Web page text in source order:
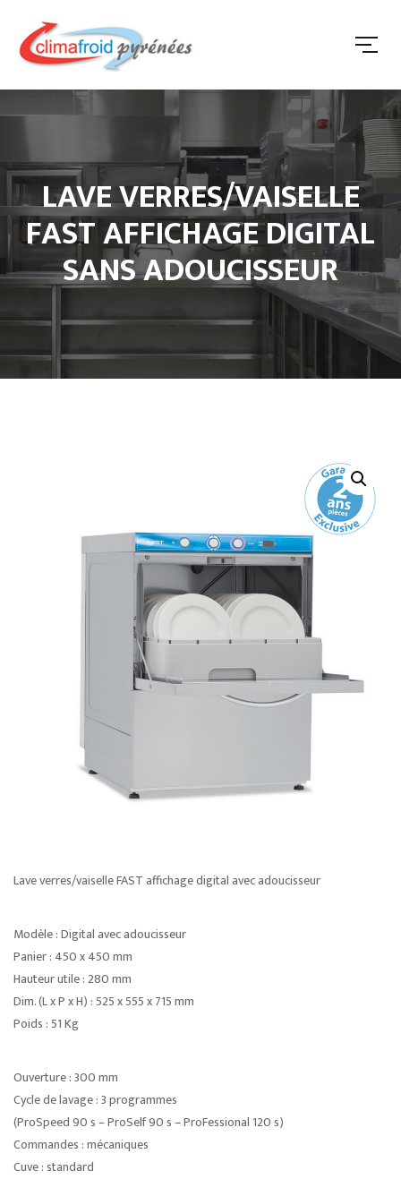
LAVE VERRES/VAISELLE
FAST AFFICHAGE DIGITAL
SANS ADOUCISSEUR
Lave verres/vaiselle FAST affichage digital avec adoucisseur
Modèle : Digital avec adoucisseur
Panier : 450 x 450 mm
Hauteur utile : 280 mm
Dim. (L x P x H) : 525 x 555 x 715 mm
Poids : 51 Kg
Ouverture : 300 mm
Cycle de lavage : 3 programmes
(ProSpeed 90 s – ProSelf 90 s – ProFessional 120 s)
Commandes : mécaniques
Cuve : standard